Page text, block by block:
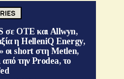
σε ΟΤΕ και Allwyn,
η HelleniQ Energy,
οι short στη Metlen,
την Prodea, το